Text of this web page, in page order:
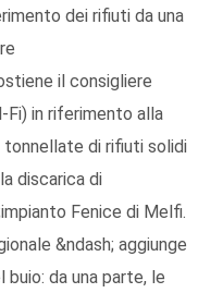
dei rifiuti da una
il consigliere
in riferimento alla
di rifiuti solidi
discarica di
Fenice di Melfi.
&ndash; aggiunge
buio: da una parte, le